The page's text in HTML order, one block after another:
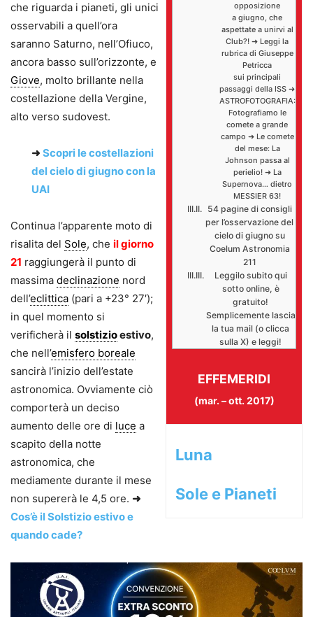
opposizione
a giugno, che
aspettate a unirvi al
Club?! ➜ Leggi la
rubrica di Giuseppe
Petricca
sui principali
passaggi della ISS ➜
ASTROFOTOGRAFIA:
Fotografiamo le
comete a grande
campo ➜ Le comete
del mese: La
Johnson passa al
perielio! ➜ La
Supernova… dietro
MESSIER 63!
54 pagine di consigli
per l’osservazione del
cielo di giugno su
Coelum Astronomia
211
Leggilo subito qui
sotto online, è
gratuito!
Semplicemente lascia
la tua mail (o clicca
sulla X) e leggi!
EFFEMERIDI
(mar. – ott. 2017)
Luna
Sole e Pianeti
che riguarda i pianeti, gli unici
osservabili a quell’ora
saranno Saturno, nell’Ofiuco,
ancora basso sull’orizzonte, e
Giove, molto brillante nella
costellazione della Vergine,
alto verso sudovest.
➜ Scopri le costellazioni
del cielo di giugno con la
UAI
Continua l’apparente moto di
risalita del Sole, che il giorno
21 raggiungerà il punto di
massima declinazione nord
dell’eclittica (pari a +23° 27′);
in quel momento si
verificherà il solstizioestivo,
che nell’emisfero boreale
sancirà l’inizio dell’estate
astronomica. Ovviamente ciò
comporterà un deciso
aumento delle ore di luce a
scapito della notte
astronomica, che
mediamente durante il mese
non supererà le 4,5 ore. ➜
Cos’è il Solstizio estivo e
quando cade?